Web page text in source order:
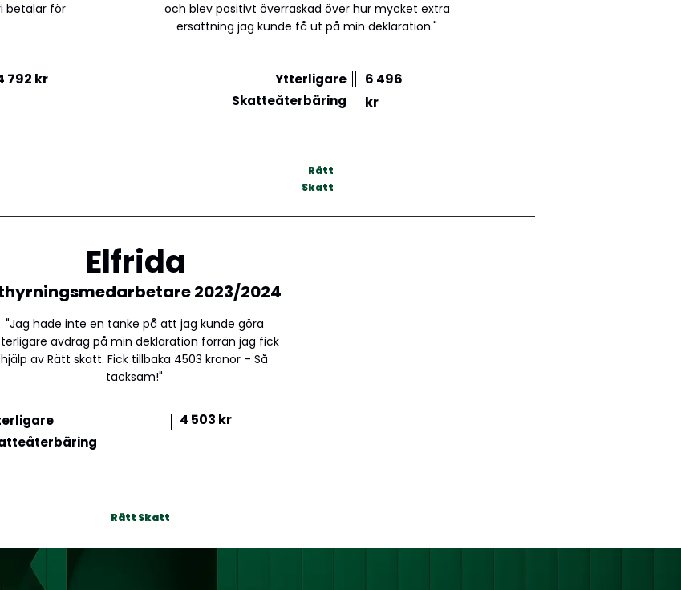
betalar för
792 kr
och blev positivt överraskad över hur mycket extra
ersättning jag kunde få ut på min deklaration."
Ytterligare
Skatteåterbäring
6 496
kr
Rätt
Skatt
Elfrida
2023/2024
"Jag hade inte en tanke på att jag kunde göra
avdrag på min deklaration förrän jag fick
hjälp av Rätt skatt. Fick tillbaka 4503 kronor – Så
tacksam!"
4 503 kr
Rätt Skatt